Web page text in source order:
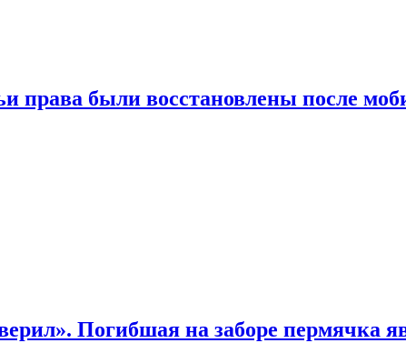
права были восстановлены после
Погибшая на заборе пермячка